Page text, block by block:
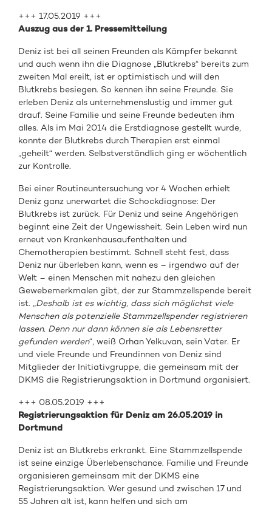
+++ 17.05.2019 +++
Auszug aus der 1. Pressemitteilung
Deniz ist bei all seinen Freunden als Kämpfer bekannt
und auch wenn ihn die Diagnose „Blutkrebs“ bereits zum
zweiten Mal ereilt, ist er optimistisch und will den
Blutkrebs besiegen. So kennen ihn seine Freunde. Sie
erleben Deniz als unternehmenslustig und immer gut
drauf. Seine Familie und seine Freunde bedeuten ihm
alles. Als im Mai 2014 die Erstdiagnose gestellt wurde,
konnte der Blutkrebs durch Therapien erst einmal
„geheilt“ werden. Selbstverständlich ging er wöchentlich
zur Kontrolle.
Bei einer Routineuntersuchung vor 4 Wochen erhielt
Deniz ganz unerwartet die Schockdiagnose: Der
Blutkrebs ist zurück. Für Deniz und seine Angehörigen
beginnt eine Zeit der Ungewissheit. Sein Leben wird nun
erneut von Krankenhausaufenthalten und
Chemotherapien bestimmt. Schnell steht fest, dass
Deniz nur überleben kann, wenn es – irgendwo auf der
Welt – einen Menschen mit nahezu den gleichen
Gewebemerkmalen gibt, der zur Stammzellspende bereit
ist. „Deshalb ist es wichtig, dass sich möglichst viele
Menschen als potenzielle Stammzellspender registrieren
lassen. Denn nur dann können sie als Lebensretter
gefunden werden“, weiß Orhan Yelkuvan, sein Vater. Er
und viele Freunde und Freundinnen von Deniz sind
Mitglieder der Initiativgruppe, die gemeinsam mit der
DKMS die Registrierungsaktion in Dortmund organisiert.
+++ 08.05.2019 +++
Registrierungsaktion für Deniz am 26.05.2019 in
Dortmund
Deniz ist an Blutkrebs erkrankt. Eine Stammzellspende
ist seine einzige Überlebenschance. Familie und Freunde
organisieren gemeinsam mit der DKMS eine
Registrierungsaktion. Wer gesund und zwischen 17 und
55 Jahren alt ist, kann helfen und sich am